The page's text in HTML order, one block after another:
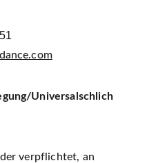
Universalschlich
verpflichtet, an